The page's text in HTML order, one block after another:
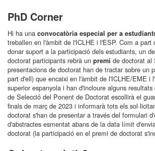
PhD Corner
Hi ha una convocatòria especial per a
treballen en l'àmbit de l'ICLHE i l'ESP. Com a part
donar suport a la participació dels estudiants, un
doctorat participants rebrà un premi de doctorat al
presentacions de doctorat han de tractar sobre un
part d'ell) que encaixi en l'àmbit de l'ICLHE/EME i
superior espanyola i han d'incloure alguns
de Selecció del Ponent de Doctorat escollirà el
finals de març de 2023 i informarà tots els
doctorat s'han de presentar a través del formulari
d'abstractes esmentat abans de la data límit
doctorat (la participació en el premi de doctorat